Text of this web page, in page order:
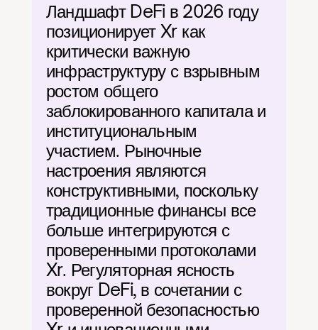
Ландшафт DeFi в 2026 году
позиционирует Xr как
критически важную
инфраструктуру с взрывным
ростом общего
заблокированного капитала и
институциональным
участием. Рыночные
настроения являются
конструктивными, поскольку
традиционные финансы все
больше интегрируются с
проверенными протоколами
Xr. Регуляторная ясность
вокруг DeFi, в сочетании с
проверенной безопасностью